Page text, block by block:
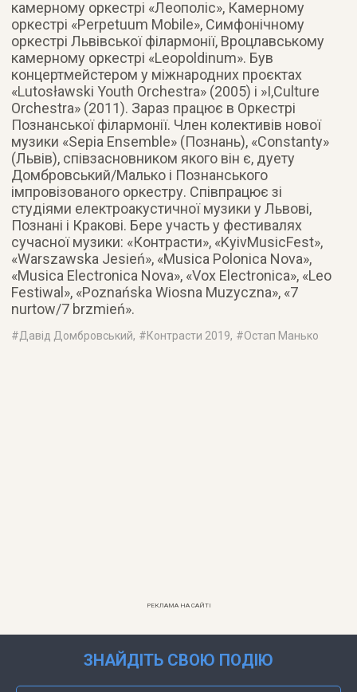
камерному оркестрі «Леополіс», Камерному
оркестрі «Perpetuum Mobile», Симфонічному
оркестрі Львівської філармонії, Вроцлавському
камерному оркестрі «Leopoldinum». Був
концертмейстером у міжнародних проєктах
«Lutosławski Youth Orchestra» (2005) і »I,Culture
Orchestra» (2011). Зараз працює в Оркестрі
Познанської філармонії. Член колективів нової
музики «Sepia Ensemble» (Познань), «Constanty»
(Львів), співзасновником якого він є, дуету
Домбровський/Малько і Познанського
імпровізованого оркестру. Співпрацює зі
студіями електроакустичної музики у Львові,
Познані і Кракові. Бере участь у фестивалях
сучасної музики: «Контрасти», «KyivMusicFest»,
«Warszawska Jesień», «Musica Polonica Nova»,
«Musica Electronica Nova», «Vox Electronica», «Leo
Festiwal», «Poznańska Wiosna Muzyczna», «7
nurtow/7 brzmień».
#Давід Домбровський, #Контрасти 2019, #Остап Манько
РЕКЛАМА НА САЙТІ
ЗНАЙДІТЬ СВОЮ ПОДІЮ